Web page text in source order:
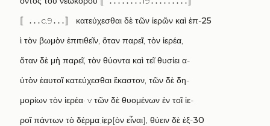
〚․․․c.9․․․〛 κατεύχεσθαι δὲ τῶν ἱερῶν καὶ ἐπ-25
ὶ τὸν βωμὸν ἐπιτιθεῖν, ὅταν παρεῖ, τὸν ἱερέα,
ὅταν δὲ μὴ παρεῖ, τὸν θύοντα καὶ τεῖ θυσίει α-
ὐτὸν ἑαυτοῖ κατεύχεσθαι ἕκαστον, τῶν δὲ δη-
μορίων τὸν ἱερέα·vτῶν δὲ θυομένων ἐν τοῖ ἱε-
ροῖ πάντων τὸ δέρμα ἱερ̣[ὸν εἶναι], θύειν δὲ ἐξ-30